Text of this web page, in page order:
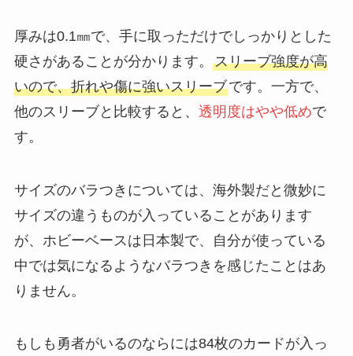
厚みは0.1㎜で、手に取っただけでしっかりとした
硬さがあることが分かります。 スリーブ強度が高
いので、折れや傷に強いスリーブです。一方で、
他のスリーブと比較すると、 透明度はやや低めで
す。
サイズのバラつきについては、海外製だと微妙に
サイズの違うものが入っていることがあります
が、ホビーベースは日本製で、自分が使っている
中では気になるようなバラつきを感じたことはあ
りません。
もしも勇者がいるのならには84枚のカードが入っ